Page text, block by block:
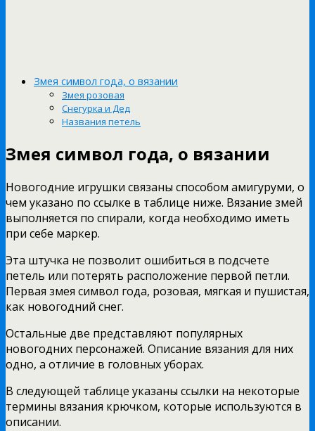
Змея символ года, о вязании
Змея розовая
Снегурка и Дед
Названия петель
Змея символ года, о вязании
Новогодние игрушки связаны способом амигуруми, о
чем указано по ссылке в таблице ниже. Вязание змей
выполняется по спирали, когда необходимо иметь
при себе маркер.
Эта штучка не позволит ошибиться в подсчете
петель или потерять расположение первой петли.
Первая змея символ года, розовая, мягкая и пушистая,
как новогодний снег.
Остальные две представляют популярных
новогодних персонажей. Описание вязания для них
одно, а отличие в головных уборах.
В следующей таблице указаны ссылки на некоторые
термины вязания крючком, которые используются в
описании.